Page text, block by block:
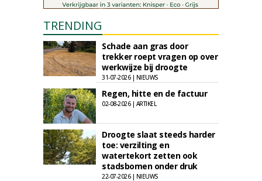
TRENDING
Schade aan gras door
trekker roept vragen op over
werkwijze bij droogte
31-07-2026 | NIEUWS
Regen, hitte en de factuur
02-08-2026 | ARTIKEL
Droogte slaat steeds harder
toe: verzilting en
watertekort zetten ook
stadsbomen onder druk
22-07-2026 | NIEUWS